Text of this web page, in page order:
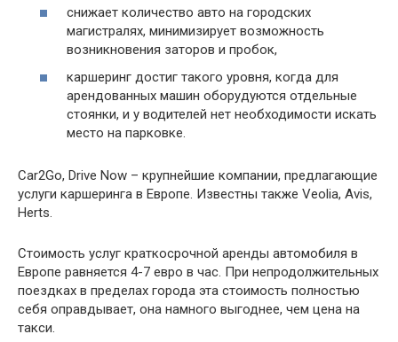
снижает количество авто на городских
магистралях, минимизирует возможность
возникновения заторов и пробок,
каршеринг достиг такого уровня, когда для
арендованных машин оборудуются отдельные
стоянки, и у водителей нет необходимости искать
место на парковке.
Car2Go, Drive Now – крупнейшие компании, предлагающие
услуги каршеринга в Европе. Известны также Veolia, Avis,
Herts.
Стоимость услуг краткосрочной аренды автомобиля в
Европе равняется 4-7 евро в час. При непродолжительных
поездках в пределах города эта стоимость полностью
себя оправдывает, она намного выгоднее, чем цена на
такси.